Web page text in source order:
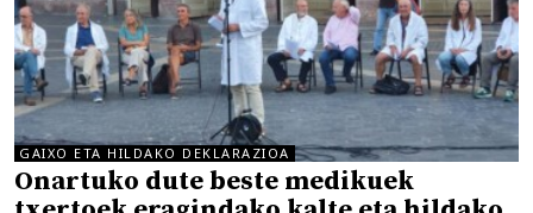
GAIXO ETA HILDAKO DEKLARAZIOA
Onartuko dute beste medikuek